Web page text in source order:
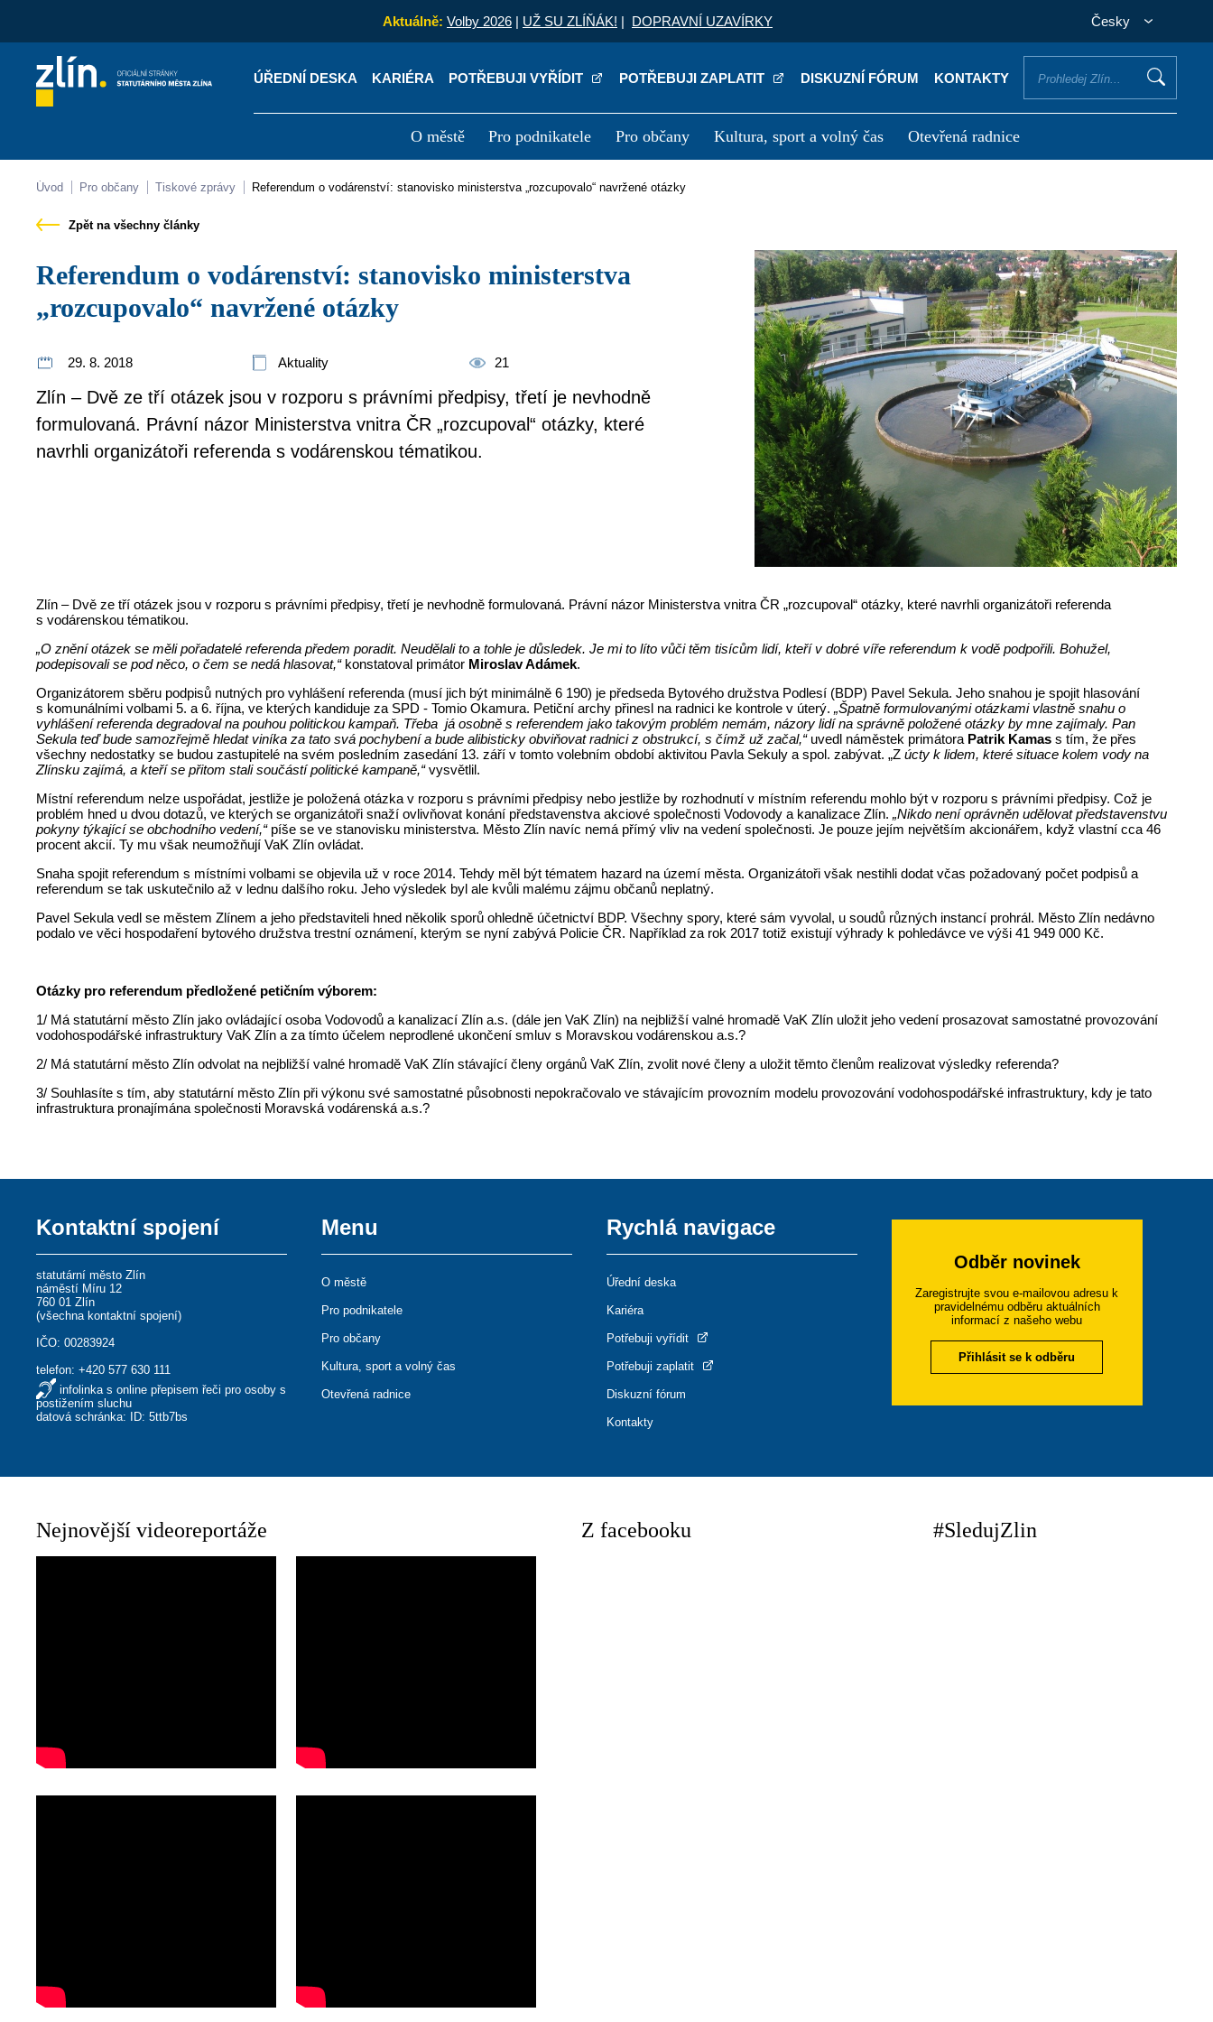
Aktuálně: Volby 2026 | UŽ SU ZLÍŇÁK! | DOPRAVNÍ UZAVÍRKY Česky
ÚŘEDNÍ DESKA KARIÉRA POTŘEBUJI VYŘÍDIT POTŘEBUJI ZAPLATIT DISKUZNÍ FÓRUM KONTAKTY
O městě Pro podnikatele Pro občany Kultura, sport a volný čas Otevřená radnice
Kontakty Úřední deska Kariéra
Úvod Pro občany Tiskové zprávy Referendum o vodárenství: stanovisko ministerstva „rozcupovalo“ navržené otázky
Zpět na všechny články
Referendum o vodárenství: stanovisko ministerstva
„rozcupovalo“ navržené otázky
29. 8. 2018 Aktuality 21
Zlín – Dvě ze tří otázek jsou v rozporu s právními předpisy, třetí je nevhodně
formulovaná. Právní názor Ministerstva vnitra ČR „rozcupoval“ otázky, které
navrhli organizátoři referenda s vodárenskou tématikou.
Zlín – Dvě ze tří otázek jsou v rozporu s právními předpisy, třetí je nevhodně formulovaná. Právní názor Ministerstva vnitra ČR „rozcupoval“ otázky, které navrhli organizátoři referenda
s vodárenskou tématikou.
„O znění otázek se měli pořadatelé referenda předem poradit. Neudělali to a tohle je důsledek. Je mi to líto vůči těm tisícům lidí, kteří v dobré víře referendum k vodě podpořili. Bohužel,
podepisovali se pod něco, o čem se nedá hlasovat,“konstatoval primátor Miroslav Adámek.
Organizátorem sběru podpisů nutných pro vyhlášení referenda (musí jich být minimálně 6 190) je předseda Bytového družstva Podlesí (BDP) Pavel Sekula. Jeho snahou je spojit hlasování
s komunálními volbami 5. a 6. října, ve kterých kandiduje za SPD - Tomio Okamura. Petiční archy přinesl na radnici ke kontrole v úterý.„Špatně formulovanými otázkami vlastně snahu o
vyhlášení referenda degradoval na pouhou politickou kampaň. Třeba já osobně s referendem jako takovým problém nemám, názory lidí na správně položené otázky by mne zajímaly. Pan
Sekula teď bude samozřejmě hledat viníka za tato svá pochybení a bude alibisticky obviňovat radnici z obstrukcí, s čímž už začal,“ uvedl náměstek primátora Patrik Kamas s tím, že přes
všechny nedostatky se budou zastupitelé na svém posledním zasedání 13. září v tomto volebním období aktivitou Pavla Sekuly a spol. zabývat. „Zúcty k lidem, které situace kolem vody na
Zlínsku zajímá, a kteří se přitom stali součástí politické kampaně,“vysvětlil.
Místní referendum nelze uspořádat, jestliže je položená otázka v rozporu s právními předpisy nebo jestliže by rozhodnutí v místním referendu mohlo být v rozporu s právními předpisy. Což je
problém hned u dvou dotazů, ve kterých se organizátoři snaží ovlivňovat konání představenstva akciové společnosti Vodovody a kanalizace Zlín.„Nikdo není oprávněn udělovat představenstvu
pokyny týkající se obchodního vedení,“píše se ve stanovisku ministerstva. Město Zlín navíc nemá přímý vliv na vedení společnosti. Je pouze jejím největším akcionářem, když vlastní cca 46
procent akcií. Ty mu však neumožňují VaK Zlín ovládat.
Snaha spojit referendum s místními volbami se objevila už v roce 2014. Tehdy měl být tématem hazard na území města. Organizátoři však nestihli dodat včas požadovaný počet podpisů a
referendum se tak uskutečnilo až v lednu dalšího roku. Jeho výsledek byl ale kvůli malému zájmu občanů neplatný.
Pavel Sekula vedl se městem Zlínem a jeho představiteli hned několik sporů ohledně účetnictví BDP. Všechny spory, které sám vyvolal, u soudů různých instancí prohrál. Město Zlín nedávno
podalo ve věci hospodaření bytového družstva trestní oznámení, kterým se nyní zabývá Policie ČR. Například za rok 2017 totiž existují výhrady k pohledávce ve výši 41 949 000 Kč.
Otázky pro referendum předložené petičním výborem:
1/ Má statutární město Zlín jako ovládající osoba Vodovodů a kanalizací Zlín a.s. (dále jen VaK Zlín) na nejbližší valné hromadě VaK Zlín uložit jeho vedení prosazovat samostatné provozování
vodohospodářské infrastruktury VaK Zlín a za tímto účelem neprodlené ukončení smluv s Moravskou vodárenskou a.s.?
2/ Má statutární město Zlín odvolat na nejbližší valné hromadě VaK Zlín stávající členy orgánů VaK Zlín, zvolit nové členy a uložit těmto členům realizovat výsledky referenda?
3/ Souhlasíte s tím, aby statutární město Zlín při výkonu své samostatné působnosti nepokračovalo ve stávajícím provozním modelu provozování vodohospodářské infrastruktury, kdy je tato
infrastruktura pronajímána společnosti Moravská vodárenská a.s.?
Kontaktní spojení
statutární město Zlín
náměstí Míru 12
760 01 Zlín
(všechna kontaktní spojení)
IČO: 00283924
telefon:+420 577 630 111
infolinka s online přepisem řeči pro osoby s
postižením sluchu
datová schránka: ID: 5ttb7bs
Menu
O městě
Pro podnikatele
Pro občany
Kultura, sport a volný čas
Otevřená radnice
Rychlá navigace
Úřední deska
Kariéra
Potřebuji vyřídit
Potřebuji zaplatit
Diskuzní fórum
Kontakty
Odběr novinek
Zaregistrujte svou e-mailovou adresu k
pravidelnému odběru aktuálních
informací z našeho webu
Přihlásit se k odběru
Nejnovější videoreportáže Z facebooku #SledujZlin